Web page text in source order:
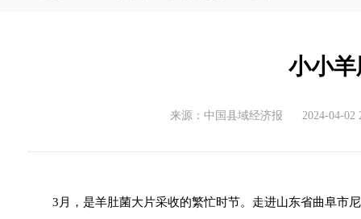
小小
来源：中国县域经济报 2024-04-02
3月，是羊肚菌大片采收的繁忙时节。走进山东省曲阜市